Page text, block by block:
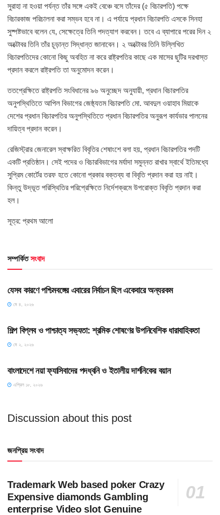
সুরাহা না হওয়া পর্যন্ত তাঁর সঙ্গে একই বেঞ্চে বসে তাঁদের (৫ বিচারপতি) পক্ষে
বিচারকাজ পরিচালনা করা সম্ভব হবে না। এ পর্যায়ে প্রধান বিচারপতি এসকে সিনহা
সুষ্পষ্টভাবে বলেন যে, সেক্ষেত্রে তিনি পদত্যাগ করবেন। তবে এ ব্যাপারে পরের দিন ২
অক্টোবর তিনি তাঁর চূড়ান্ত সিদ্ধান্ত জানাবেন। ২ অক্টোবর তিনি উল্লিখিত
বিচারপতিদের কোনো কিছু অবহিত না করে রাষ্ট্রপতির কাছে এক মাসের ছুটির দরখাস্ত
প্রদান করলে রাষ্ট্রপতি তা অনুমোদন করেন।
ততপ্রেক্ষিতে রাষ্ট্রপতি সংবিধানের ৯৬ অনুচ্ছেদ অনুযায়ী, প্রধান বিচারপতির
অনুপস্থিতিতে আপিল বিভাগের জেষ্ঠ্যতম বিচারপতি মো. আবদুল ওয়াহাব মিয়াকে
দেশের প্রধান বিচারপতির অনুপস্থিতিতে প্রধান বিচারপতির অনুরূপ কার্যভার পালনের
দায়িত্ব প্রদান করেন।
রেজিস্ট্রার জেনারেল স্বাক্ষরিত বিবৃতির শেষাংশে বলা হয়, প্রধান বিচারপতির পদটি
একটি প্রতিষ্ঠান। সেই পদের ও বিচারবিভাগের মর্যাদা সমুন্নত রাখার স্বার্থে ইতিমধ্যে
সুপ্রিম কোর্টের তরফ হতে কোনো প্রকার বক্তব্য বা বিবৃতি প্রদান করা হয় নাই।
কিন্তু উদ্ভূত পরিস্থিতির পরিপ্রেক্ষিতে নির্দেশক্রমে উপরোক্ত বিবৃতি প্রদান করা
হল।
সূত্র: প্রথম আলো
সম্পর্কিতসংবাদ
HOME POST
যেসব কারণে পশ্চিমবঙ্গের এবারের নির্বাচন ছিল একেবারে অন্যরকম
মে ৪, ২০২৬
শিল্প বিপ্লব ও পাশ্চাত্য সভ্যতা: শ্রমিক শোষণের উপনিবেশিক ধারাবাহিকতা
মে ২, ২০২৬
বাংলাদেশে নয়া ফ্যাসিবাদের পদধ্বনি ও ইতালীয় দার্শনিকের বয়ান
এপ্রিল ১৮, ২০২৬
Discussion about this post
জনপ্রিয় সংবাদ
Trademark Web based poker Crazy
Expensive diamonds Gambling
enterprise Video slot Genuine